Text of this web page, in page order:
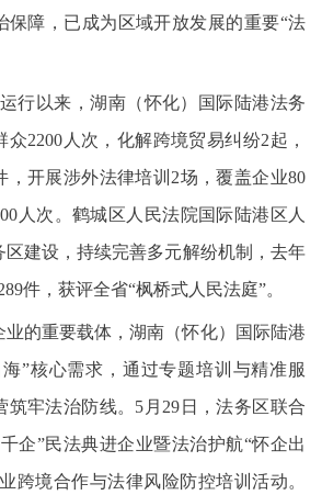
保障，已成为区域开放发展的重要“法
行以来，湖南（怀化）国际陆港法务
2200人次，化解跨境贸易纠纷2起，
，开展涉外法律培训2场，覆盖企业80
人次。鹤城区人民法院国际陆港区人
区建设，持续完善多元解纷机制，去年
件，获评全省“枫桥式人民法庭”。
业的重要载体，湖南（怀化）国际陆港
”核心需求，通过专题培训与精准服
筑牢法治防线。5月29日，法务区联合
企”民法典进企业暨法治护航“怀企出
境合作与法律风险防控培训活动。